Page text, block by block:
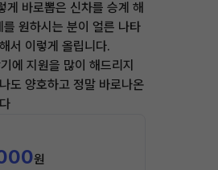
바로뽑은 신차를 승계 해
원하시는 분이 얼른 나타
서 이렇게 올립니다.
에 지원을 많이 해드리지
도 양호하고 정말 바로나온
원